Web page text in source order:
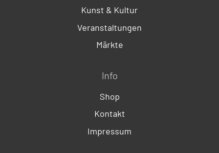
Kunst & Kultur
Veranstaltungen
Märkte
Info
Shop
Kontakt
Impressum